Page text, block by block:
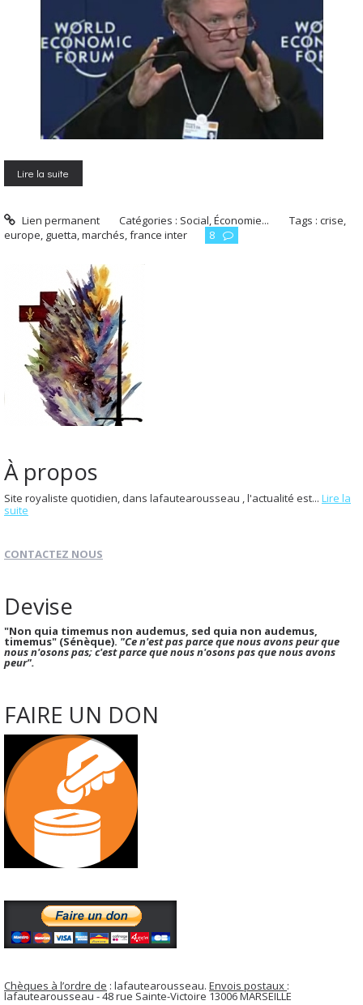
Lire la suite
Lien permanent Catégories : Social, Économie... Tags :crise,
europe, guetta,marchés,france inter 8
À propos
Site royaliste quotidien, dans lafautearousseau , l'actualité est... Lire la
suite
CONTACTEZ NOUS
Devise
"Non quia timemus non audemus, sed quia non audemus,
timemus" (Sénèque). "Ce n'est pas parce que nous avons peur que
nous n'osons pas; c'est parce que nous n'osons pas que nous avons
peur".
FAIRE UN DON
Chèques à l’ordre de : lafautearousseau. Envois postaux :
lafautearousseau - 48 rue Sainte-Victoire 13006 MARSEILLE